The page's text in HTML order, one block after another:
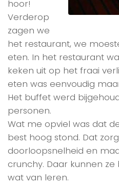
hoor!
Verderop
zagen we
het restaurant, we
eten. In het restaurant
keken uit op het fraai
eten was eenvoudig
Het buffet werd
personen.
Wat me opviel was dat
best hoog stond. Dat
doorloopsnelheid en
crunchy. Daar kunnen ze
wat van leren.